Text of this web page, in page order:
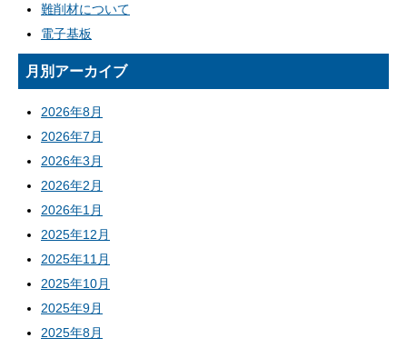
難削材について
電子基板
月別アーカイブ
2026年8月
2026年7月
2026年3月
2026年2月
2026年1月
2025年12月
2025年11月
2025年10月
2025年9月
2025年8月